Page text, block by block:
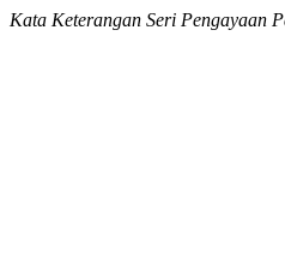
Kata Keterangan Seri Pengayaan